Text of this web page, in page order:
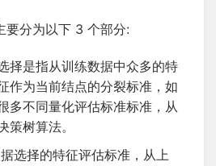
要分为以下 3 个部分:
择是指从训练数据中众多的特
作为当前结点的分裂标准，如
多不同量化评估标准标准，从
策树算法。
据选择的特征评估标准，从上